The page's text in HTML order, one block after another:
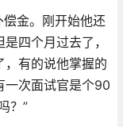
金。刚开始他还
四个月过去了，
，有的说他掌握的
一次面试官是个90
？”